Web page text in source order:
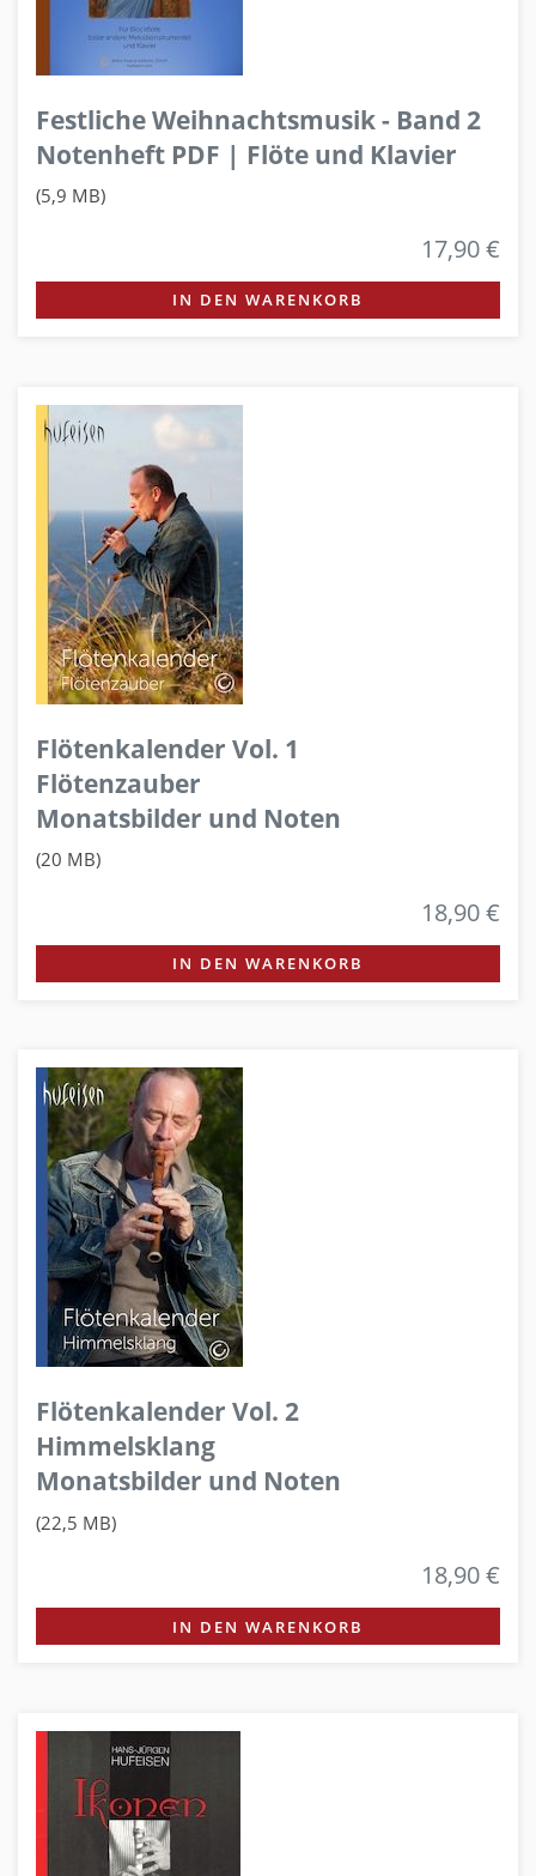
Festliche Weihnachtsmusik - Band 2
Notenheft PDF | Flöte und Klavier
(5,9 MB)
17,90 €
IN DEN WARENKORB
Flötenkalender Vol. 1
Flötenzauber
Monatsbilder und Noten
(20 MB)
18,90 €
IN DEN WARENKORB
Flötenkalender Vol. 2
Himmelsklang
Monatsbilder und Noten
(22,5 MB)
18,90 €
IN DEN WARENKORB